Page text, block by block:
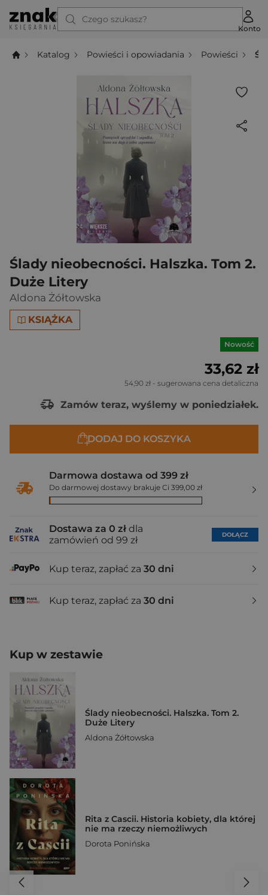
Czego szukasz?
Konto
Katalog Powieści i opowiadania Powieści
Ślady nieobecności. Halszka. Tom 2.
Duże Litery
Aldona Żółtowska
KSIĄŻKA
Nowość
33,62 zł
54,90 zł - sugerowana cena detaliczna
Zamów teraz, wyślemy w poniedziałek.
DODAJ DO KOSZYKA
Darmowa dostawa od 399 zł
Do darmowej dostawy brakuje Ci 399,00 zł
Dostawa za 0 zł dla
zamówień od 99 zł
DOŁĄCZ
Kup teraz, zapłać za 30 dni
Kup teraz, zapłać za 30 dni
Kup w zestawie
Ślady nieobecności. Halszka. Tom 2.
Duże Litery
Aldona Żółtowska
Rita z Cascii. Historia kobiety, dla której
nie ma rzeczy niemożliwych
Dorota Ponińska